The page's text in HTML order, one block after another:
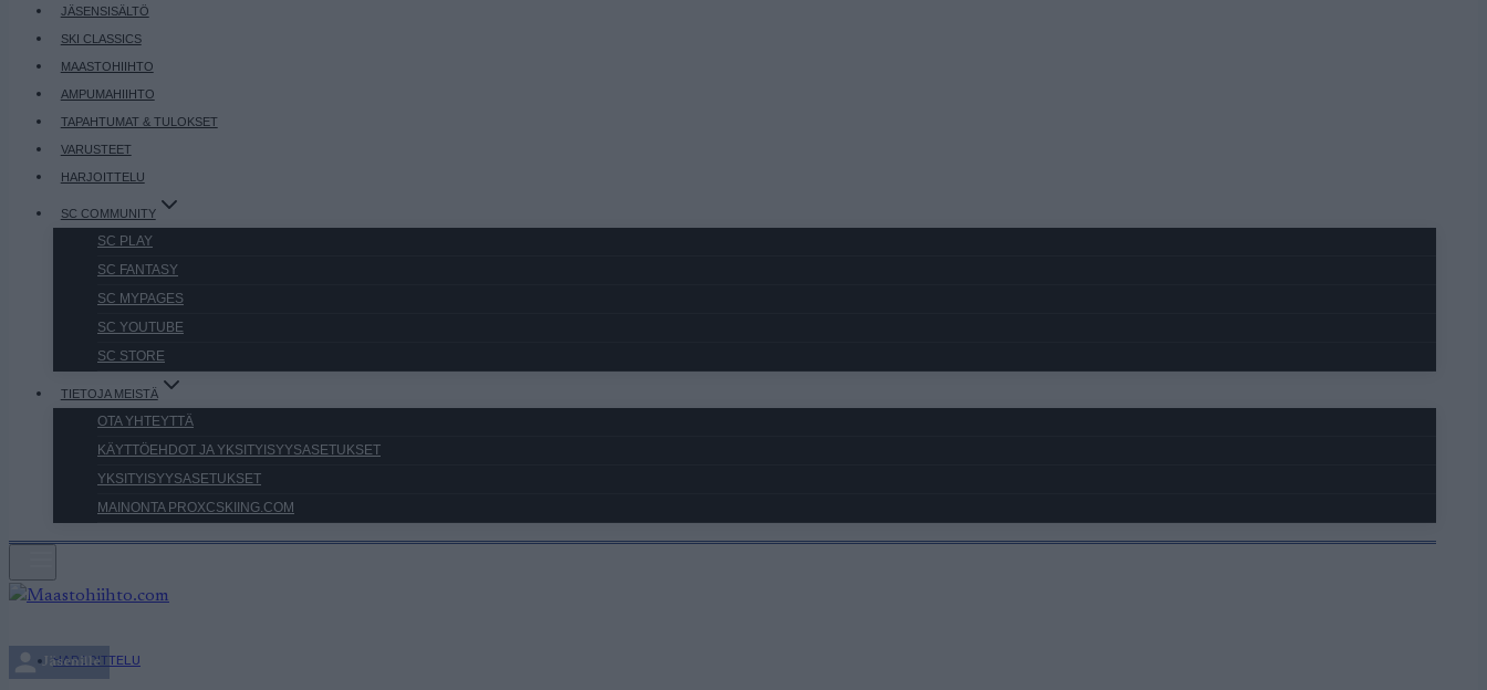
JÄSENSISÄLTÖ
SKI CLASSICS
MAASTOHIIHTO
AMPUMAHIIHTO
TAPAHTUMAT & TULOKSET
VARUSTEET
HARJOITTELU
SC COMMUNITY
SC PLAY
SC FANTASY
SC MYPAGES
SC YOUTUBE
SC STORE
TIETOJA MEISTÄ
OTA YHTEYTTÄ
KÄYTTÖEHDOT JA YKSITYISYYSASETUKSET
YKSITYISYYSASETUKSET
MAINONTA PROXCSKIING.COM
HARJOITTELU
Jäsenille